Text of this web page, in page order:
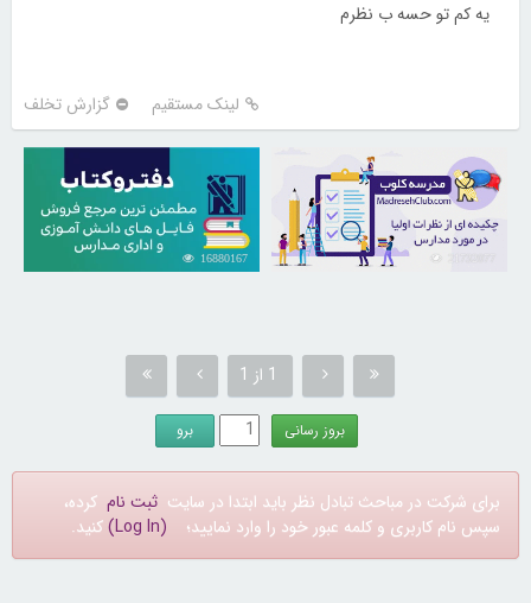
یه کم تو حسه ب نظرم
لینک مستقیم گزارش تخلف
16880167
1 از 1
برای شرکت در مباحث تبادل نظر باید ابتدا در سایت ثبت نام کرده،
سپس نام کاربری و کلمه عبور خود را وارد نمایید؛ (Log In) کنید.